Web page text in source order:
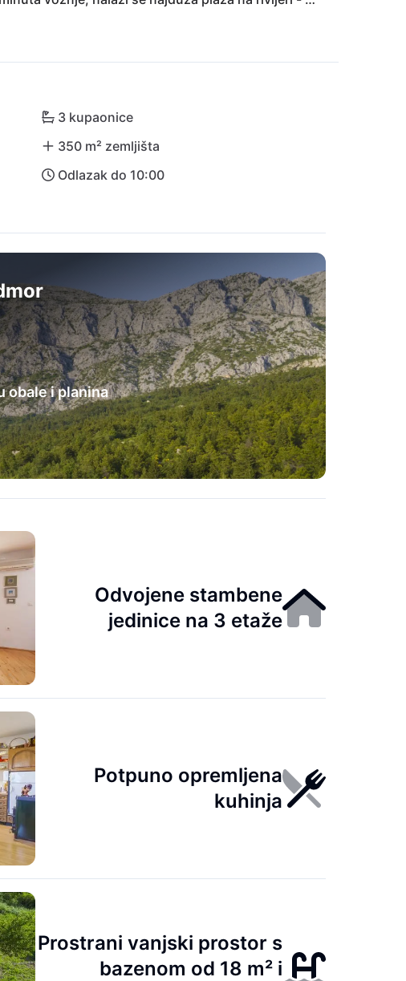
ljetovališta Makarska možete se voziti za
ulice će vas inspirirati. Naravno, tu su i brojne
moru. Duž obale od Podgore do Makarske
brojnih konoba i barova. Najbliža međunarodna
3 kupaonice
350 m² zemljišta
Odlazak do 10:00
obale i planina
Odvojene stambene
jedinice na 3 etaže
Potpuno opremljena
kuhinja
Prostrani vanjski prostor s
bazenom od 18 m² i